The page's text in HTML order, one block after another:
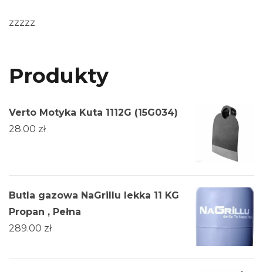
zzzzz
Produkty
Verto Motyka Kuta 1112G (15G034)
28.00 zł
Butla gazowa NaGrillu lekka 11 KG
Propan , Pełna
289.00 zł